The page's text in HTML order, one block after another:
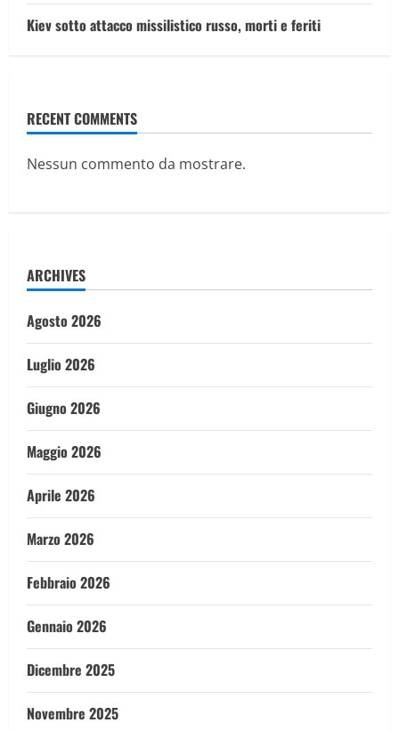
Kiev sotto attacco missilistico russo, morti e feriti
RECENT COMMENTS
Nessun commento da mostrare.
ARCHIVES
Agosto 2026
Luglio 2026
Giugno 2026
Maggio 2026
Aprile 2026
Marzo 2026
Febbraio 2026
Gennaio 2026
Dicembre 2025
Novembre 2025